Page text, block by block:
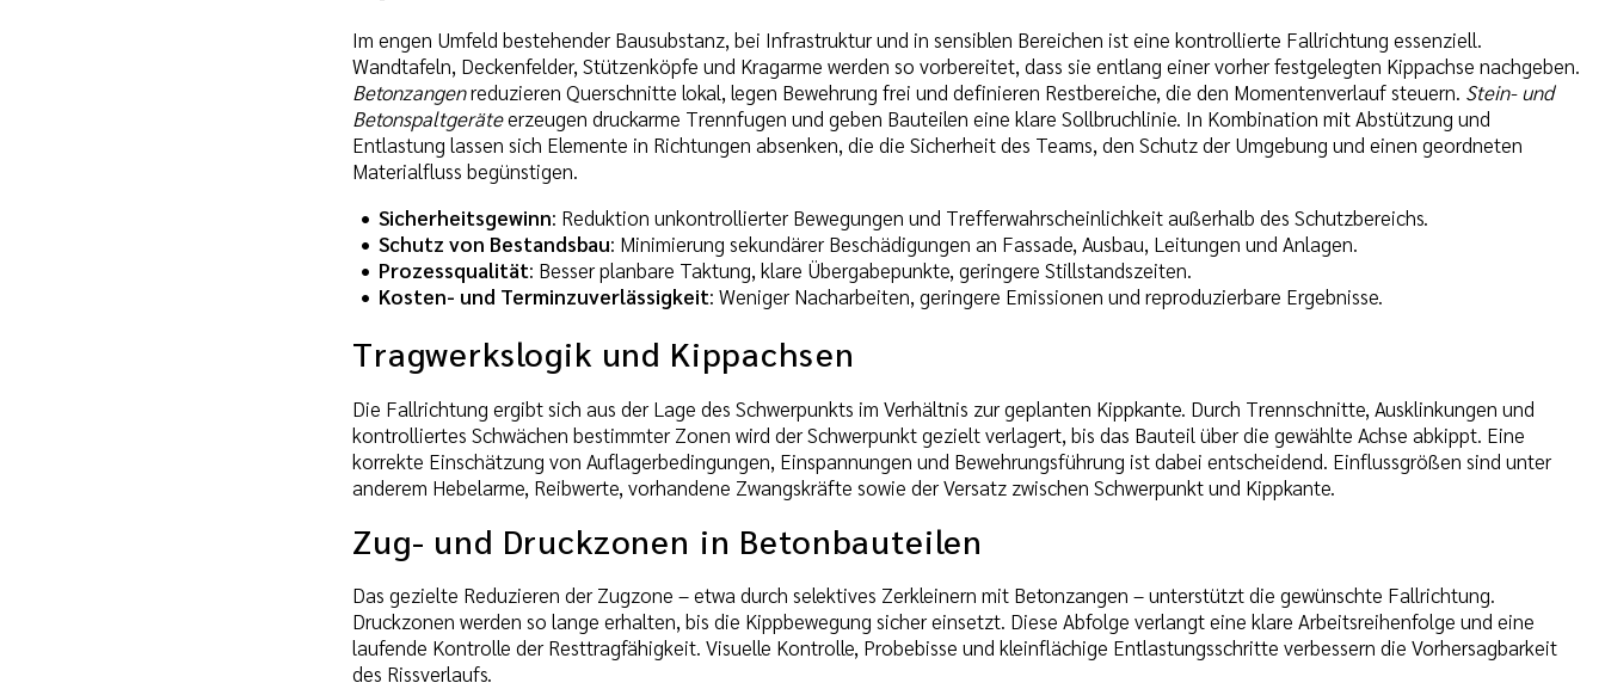
Im engen Umfeld bestehender Bausubstanz, bei Infrastruktur und in sensiblen Bereichen ist eine kontrollierte Fallrichtung essenziell.
Wandtafeln, Deckenfelder, Stützenköpfe und Kragarme werden so vorbereitet, dass sie entlang einer vorher festgelegten Kippachse nachgeben.
Betonzangenreduzieren Querschnitte lokal, legen Bewehrung frei und definieren Restbereiche, die den Momentenverlauf steuern. Stein- und
Betonspaltgeräteerzeugen druckarme Trennfugen und geben Bauteilen eine klare Sollbruchlinie. In Kombination mit Abstützung und
Entlastung lassen sich Elemente in Richtungen absenken, die die Sicherheit des Teams, den Schutz der Umgebung und einen geordneten
Materialfluss begünstigen.
Sicherheitsgewinn: Reduktion unkontrollierter Bewegungen und Trefferwahrscheinlichkeit außerhalb des Schutzbereichs.
Schutz von Bestandsbau: Minimierung sekundärer Beschädigungen an Fassade, Ausbau, Leitungen und Anlagen.
Prozessqualität: Besser planbare Taktung, klare Übergabepunkte, geringere Stillstandszeiten.
Kosten- und Terminzuverlässigkeit: Weniger Nacharbeiten, geringere Emissionen und reproduzierbare Ergebnisse.
Tragwerkslogik und Kippachsen
Die Fallrichtung ergibt sich aus der Lage des Schwerpunkts im Verhältnis zur geplanten Kippkante. Durch Trennschnitte, Ausklinkungen und
kontrolliertes Schwächen bestimmter Zonen wird der Schwerpunkt gezielt verlagert, bis das Bauteil über die gewählte Achse abkippt. Eine
korrekte Einschätzung von Auflagerbedingungen, Einspannungen und Bewehrungsführung ist dabei entscheidend. Einflussgrößen sind unter
anderem Hebelarme, Reibwerte, vorhandene Zwangskräfte sowie der Versatz zwischen Schwerpunkt und Kippkante.
Zug- und Druckzonen in Betonbauteilen
Das gezielte Reduzieren der Zugzone – etwa durch selektives Zerkleinern mit Betonzangen – unterstützt die gewünschte Fallrichtung.
Druckzonen werden so lange erhalten, bis die Kippbewegung sicher einsetzt. Diese Abfolge verlangt eine klare Arbeitsreihenfolge und eine
laufende Kontrolle der Resttragfähigkeit. Visuelle Kontrolle, Probebisse und kleinflächige Entlastungsschritte verbessern die Vorhersagbarkeit
des Rissverlaufs.